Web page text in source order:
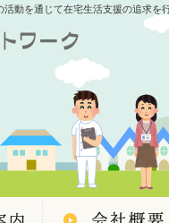
動を通じて在宅生活支援の追求を